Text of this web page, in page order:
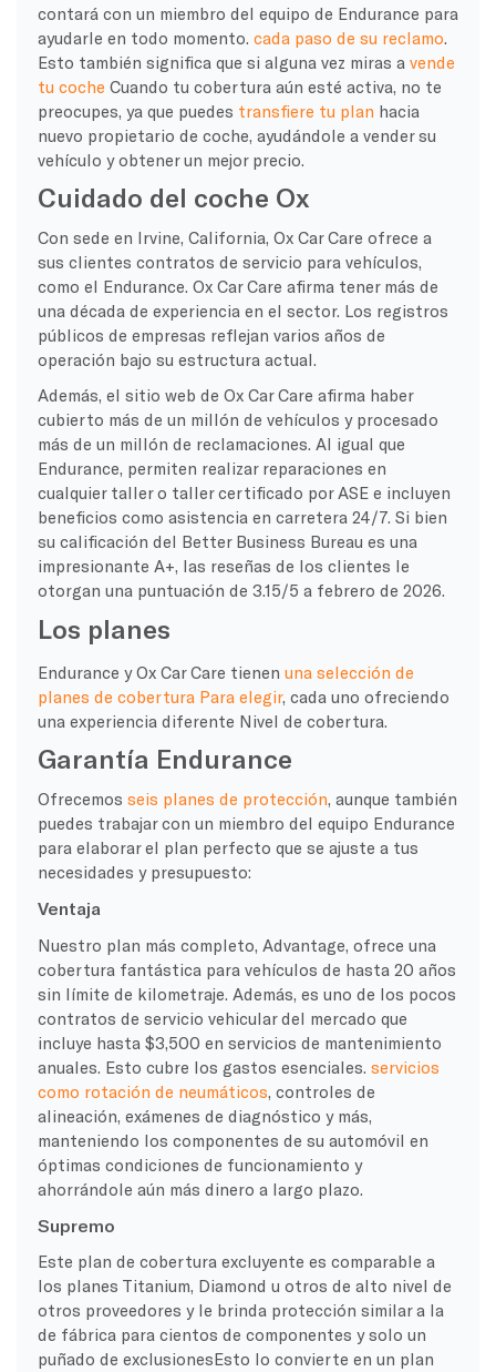
contará con un miembro del equipo de Endurance para
ayudarle en todo momento. cada paso de su reclamo.
Esto también significa que si alguna vez miras a vende
tu coche Cuando tu cobertura aún esté activa, no te
preocupes, ya que puedes transfiere tu plan hacia
nuevo propietario de coche, ayudándole a vender su
vehículo y obtener un mejor precio.
Cuidado del coche Ox
Con sede en Irvine, California, Ox Car Care ofrece a
sus clientes contratos de servicio para vehículos,
como el Endurance. Ox Car Care afirma tener más de
una década de experiencia en el sector. Los registros
públicos de empresas reflejan varios años de
operación bajo su estructura actual.
Además, el sitio web de Ox Car Care afirma haber
cubierto más de un millón de vehículos y procesado
más de un millón de reclamaciones. Al igual que
Endurance, permiten realizar reparaciones en
cualquier taller o taller certificado por ASE e incluyen
beneficios como asistencia en carretera 24/7. Si bien
su calificación del Better Business Bureau es una
impresionante A+, las reseñas de los clientes le
otorgan una puntuación de 3.15/5 a febrero de 2026.
Los planes
Endurance y Ox Car Care tienen una selección de
planes de coberturaPara elegir, cada uno ofreciendo
una experiencia diferente Nivel de cobertura.
Garantía Endurance
Ofrecemos seis planes de protección, aunque también
puedes trabajar con un miembro del equipo Endurance
para elaborar el plan perfecto que se ajuste a tus
necesidades y presupuesto:
Ventaja
Nuestro plan más completo, Advantage, ofrece una
cobertura fantástica para vehículos de hasta 20 años
sin límite de kilometraje. Además, es uno de los pocos
contratos de servicio vehicular del mercado que
incluye hasta $3,500 en servicios de mantenimiento
anuales. Esto cubre los gastos esenciales. servicios
como rotación de neumáticos , controles de
alineación, exámenes de diagnóstico y más,
manteniendo los componentes de su automóvil en
óptimas condiciones de funcionamiento y
ahorrándole aún más dinero a largo plazo.
Supremo
Este plan de cobertura excluyente es comparable a
los planes Titanium, Diamond u otros de alto nivel de
otros proveedores y le brinda protección similar a la
de fábrica para cientos de componentes y solo un
puñado de exclusionesEsto lo convierte en un plan